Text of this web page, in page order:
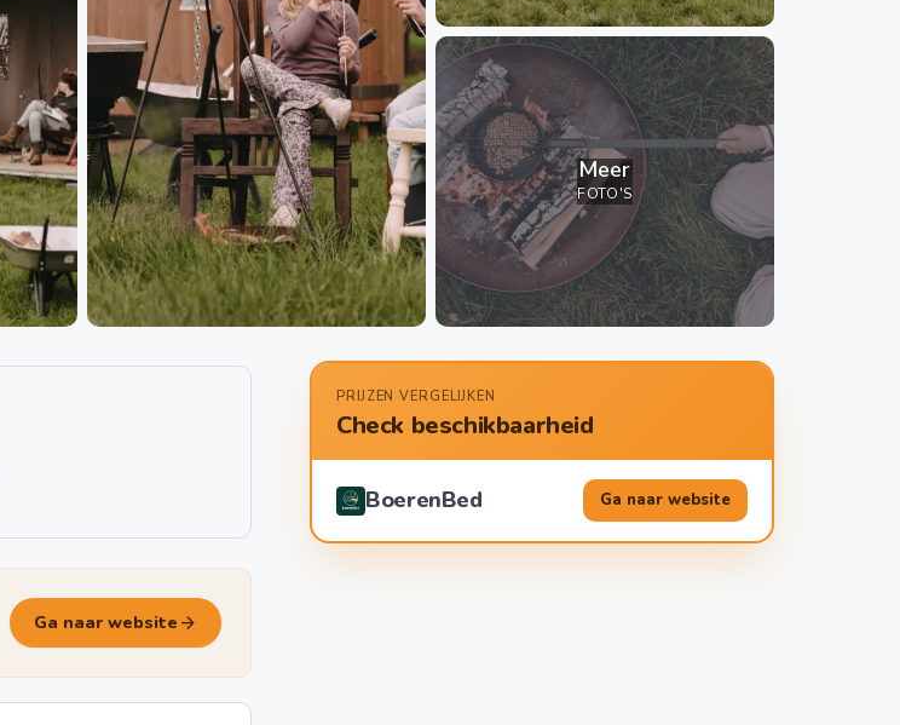
Meer
FOTO'S
PRIJZEN VERGELIJKEN
Check beschikbaarheid
BoerenBed Ga naar website
Ga naar website arrow_forward